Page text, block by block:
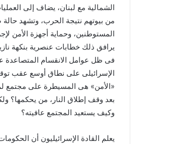
الشمالية مع لبنان، يضاف إلى
من بيوتهم نتيجة الحرب، وتشهد حالة
المستوطنين، وحماية أجهزة الأمن
يرافق ذلك خطابات عنصرية بنكهة
فى ظل عوامل الانقسام المتصاعدة
الإسرائيلى على نطاق أوسع عقب
«الأمن» هى المسيطرة على مجتمع
بعد وقف إطلاق النار، من يحكمها؟
وكيف يستعيد المجتمع عافيته؟
يعلم القادة الإسرائيليون أن